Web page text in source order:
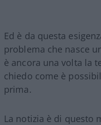
Ed è da questa
problema che nasce
è ancora una volta la
chiedo come è
prima.
La notizia è di questo